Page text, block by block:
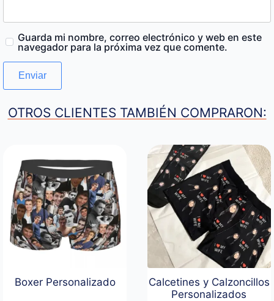
Guarda mi nombre, correo electrónico y web en este
navegador para la próxima vez que comente.
OTROS CLIENTES TAMBIÉN COMPRARON:
Boxer Personalizado
Calcetines y Calzoncillos
Personalizados